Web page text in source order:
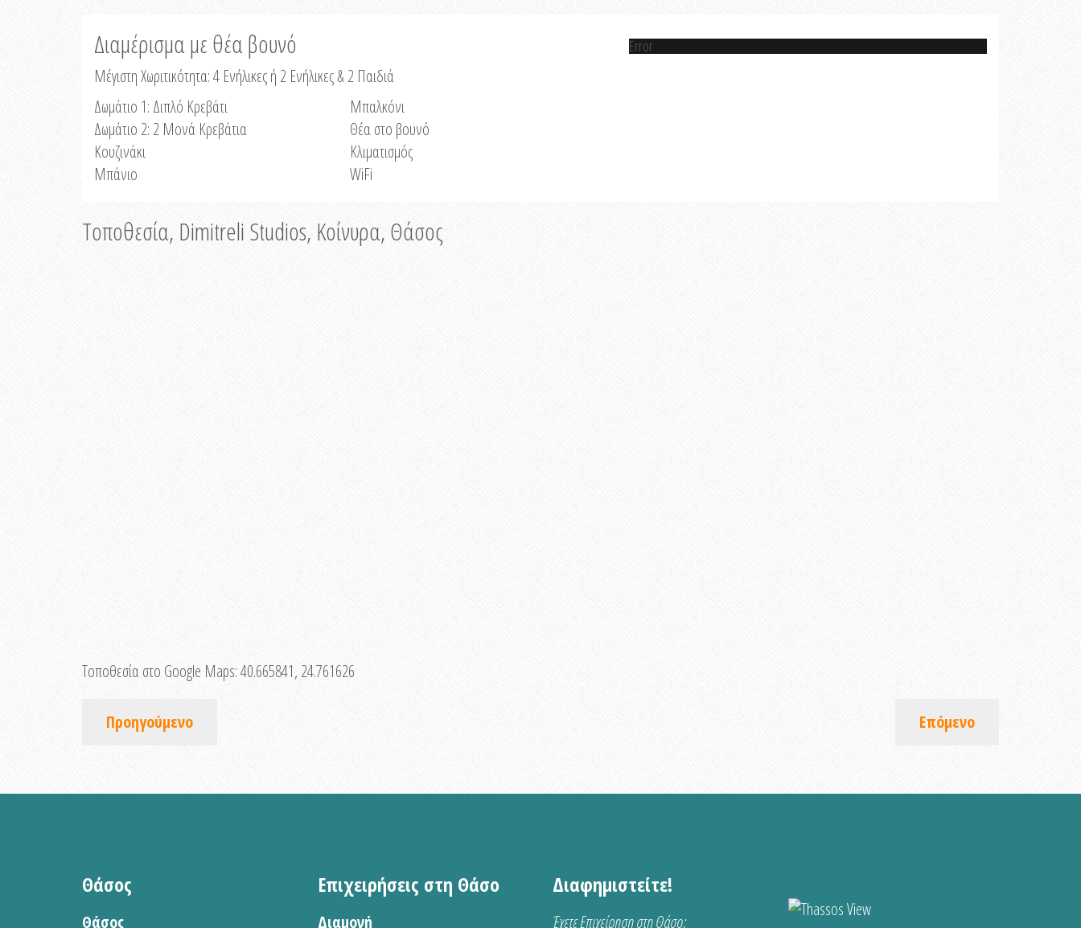
Διαμέρισμα με θέα βουνό
Μέγιστη Χωριτικότητα: 4 Ενήλικες ή 2 Ενήλικες & 2 Παιδιά
Δωμάτιο 1: Διπλό Κρεβάτι
Δωμάτιο 2: 2 Μονά Κρεβάτια
Κουζινάκι
Μπάνιο
Μπαλκόνι
Θέα στο βουνό
Κλιματισμός
WiFi
Error
Τοποθεσία, Dimitreli Studios, Κοίνυρα, Θάσος
Τοποθεσία στο Google Maps:40.665841, 24.761626
Προηγούμενο Επόμενο
Θάσος
Θάσος
Επιχειρήσεις στη Θάσο
Διαμονή
Διαφημιστείτε!
Έχετε Επιχείρηση στη Θάσο;